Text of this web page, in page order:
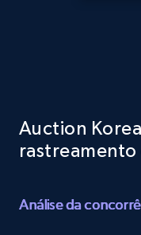
Etsy - Collects
URL, Product id,
price, and more.
Auction
Análise da